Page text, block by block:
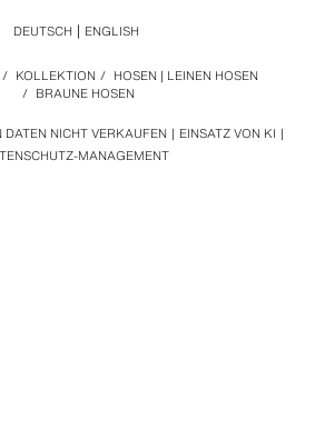
NICHT VERKAUFEN
EINSATZ VON KI
MANAGEMENT
/ KOLLEKTION / HOSEN | LEINEN HOSEN
/ BRAUNE HOSEN
DEUTSCH ENGLISH